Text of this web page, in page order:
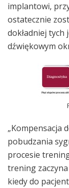
implantowi,
ostatecznie
dokładniej tych
dźwiękowym
„Kompensacja
pobudzania
procesie
trening
kiedy do